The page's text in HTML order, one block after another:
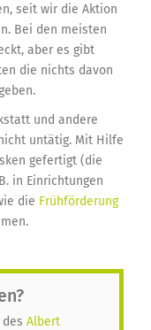
seit wir die Aktion
Bei den meisten
aber es gibt
die nichts davon
und andere
untätig. Mit Hilfe
gefertigt (die
in Einrichtungen
die Frühförderung
Albert